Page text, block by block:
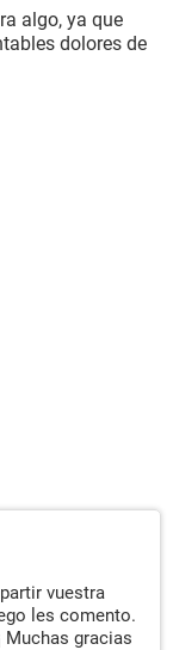
algo, ya que
dolores de
vuestra
les comento.
Muchas gracias